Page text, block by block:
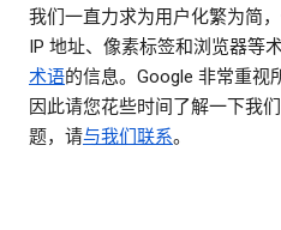
我们一直力求为用户化繁为简
IP 地址、像素标签和浏览器等
术语的信息。Google 非常重视
因此请您花些时间了解一下我
题，请与我们联系。